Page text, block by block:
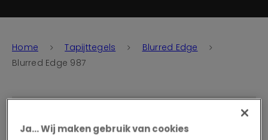
Home Tapijttegels
Blurred Edge
Blurred Edge 987
Ja... Wij maken gebruik van cookies